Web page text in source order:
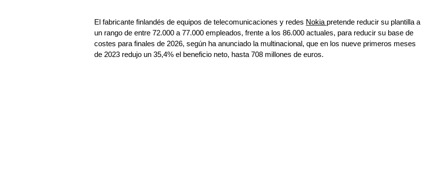
El fabricante finlandés de equipos de telecomunicaciones y redes Nokia pretende reducir su plantilla a
un rango de entre 72.000 a 77.000 empleados, frente a los 86.000 actuales, para reducir su base de
costes para finales de 2026, según ha anunciado la multinacional, que en los nueve primeros meses
de 2023 redujo un 35,4% el beneficio neto, hasta 708 millones de euros.